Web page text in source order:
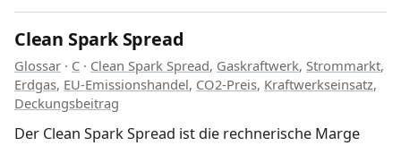
Clean Spark Spread
Glossar · C · Clean Spark Spread, Gaskraftwerk, Strommarkt,
Erdgas, EU-Emissionshandel, CO2-Preis, Kraftwerkseinsatz,
Deckungsbeitrag
Der Clean Spark Spread ist die rechnerische Marge